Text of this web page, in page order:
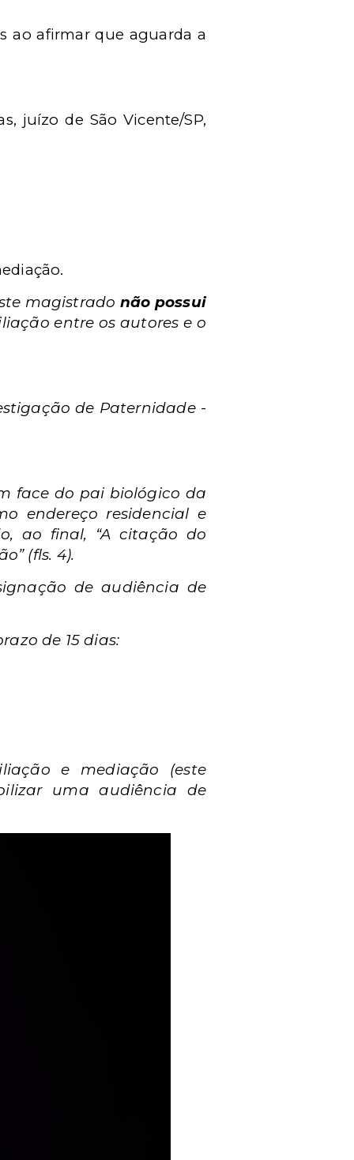
ao afirmar que aguarda a
juízo de São Vicente/SP,
magistrado não possui
entre os autores e o
de Paternidade -
face do pai biológico da
endereço residencial e
ao final, “A citação do
(fls. 4).
de audiência de
de 15 dias:
e mediação (este
uma audiência de